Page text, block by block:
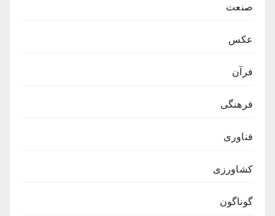
صنعت
عکس
فرآن
فرهنگی
فناوری
کشاورزی
گوناگون